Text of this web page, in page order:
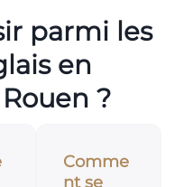
parmi les
en
?
Comme
nt se